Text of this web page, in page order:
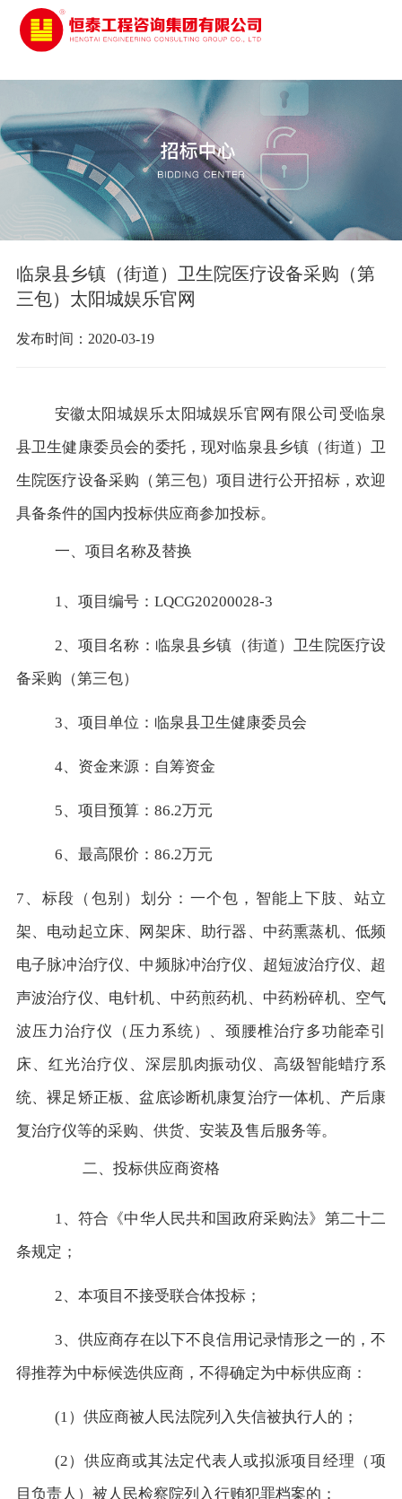
太阳城娱乐
临泉县乡镇（街道）卫生院医疗设备采购（第
三包）太阳城娱乐官网
发布时间：2020-03-19
安徽太阳城娱乐太阳城娱乐官网有限公司受临泉
县卫生健康委员会的委托，现对临泉县乡镇（街道）卫
生院医疗设备采购（第三包）项目进行公开招标，欢迎
具备条件的国内投标供应商参加投标。
一、项目名称及替换
1、项目编号：LQCG20200028-3
2、项目名称：临泉县乡镇（街道）卫生院医疗设
备采购（第三包）
3、项目单位：临泉县卫生健康委员会
4、资金来源：自筹资金
5、项目预算：86.2万元
6、最高限价：86.2万元
7、标段（包别）划分：一个包，智能上下肢、站立
架、电动起立床、网架床、助行器、中药熏蒸机、低频
电子脉冲治疗仪、中频脉冲治疗仪、超短波治疗仪、超
声波治疗仪、电针机、中药煎药机、中药粉碎机、空气
波压力治疗仪（压力系统）、颈腰椎治疗多功能牵引
床、红光治疗仪、深层肌肉振动仪、高级智能蜡疗系
统、裸足矫正板、盆底诊断机康复治疗一体机、产后康
复治疗仪等的采购、供货、安装及售后服务等。
二、投标供应商资格
1、符合《中华人民共和国政府采购法》第二十二
条规定；
2、本项目不接受联合体投标；
3、供应商存在以下不良信用记录情形之一的，不
得推荐为中标候选供应商，不得确定为中标供应商：
(1）供应商被人民法院列入失信被执行人的；
(2）供应商或其法定代表人或拟派项目经理（项
目负责人）被人民检察院列入行贿犯罪档案的；